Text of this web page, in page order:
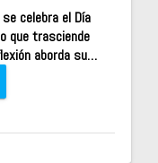
celebra el Día
que trasciende
aborda su…